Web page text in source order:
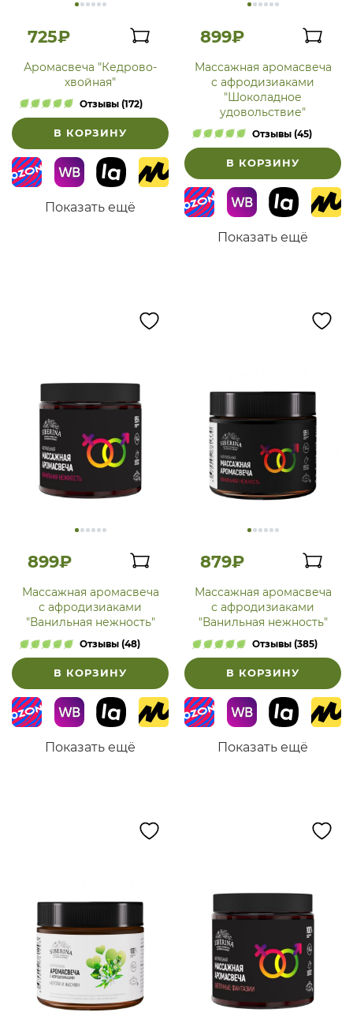
725₽
Аромасвеча "Кедрово-
хвойная"
Отзывы (172)
В КОРЗИНУ
Показать ещё
899₽
Массажная аромасвеча
с афродизиаками
"Шоколадное
удовольствие"
Отзывы (45)
В КОРЗИНУ
Показать ещё
899₽
Массажная аромасвеча
с афродизиаками
"Ванильная нежность"
Отзывы (48)
В КОРЗИНУ
Показать ещё
879₽
Массажная аромасвеча
с афродизиаками
"Ванильная нежность"
Отзывы (385)
В КОРЗИНУ
Показать ещё